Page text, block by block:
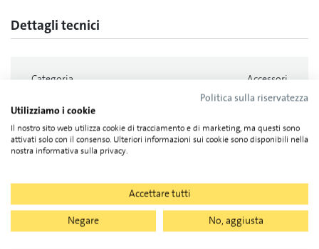
Dettagli tecnici
Categoria
Accessori
83 mm
Larghezza
55 mm
altezza
6 mm
Documenti
Politica sulla riservatezza
Utilizziamo i cookie
Il nostro sito web utilizza cookie di tracciamento e di marketing, ma questi sono
attivati solo con il consenso. Ulteriori informazioni sui cookie sono disponibili nella
nostra informativa sulla privacy.
Accettare tutti
Negare
No, aggiusta